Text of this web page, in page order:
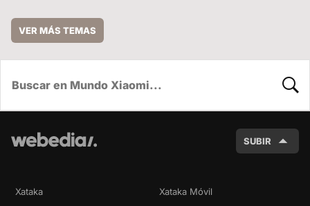
VER MÁS TEMAS
SUBIR
Xataka Xataka Móvil